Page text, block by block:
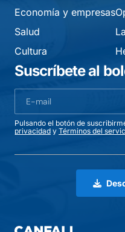
Economía y empresas
Salud
Cultura
Suscríbete al
Pulsando el botón de
privacidad y Términos del